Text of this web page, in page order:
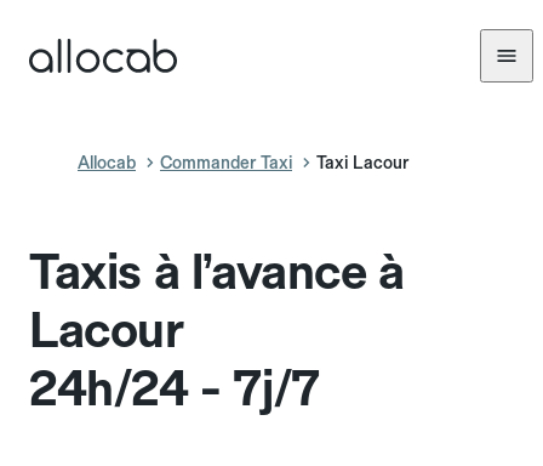
Allocab Commander Taxi Taxi Lacour
Taxis à l’avance à
Lacour
24h/24 - 7j/7